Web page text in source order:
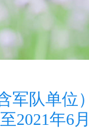
军队单位
2021年6月